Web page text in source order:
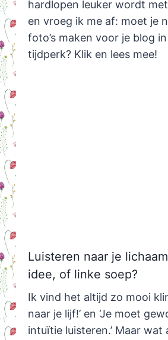
hardlopen leuker wordt
en vroeg ik me af: moet je
foto’s maken voor je blog
tijdperk? Klik en lees mee!
Luisteren naar je
idee, of linke soep?
Ik vind het altijd zo mooi
naar je lijf!’ en ‘Je moet
intuïtie luisteren.’ Maar wat